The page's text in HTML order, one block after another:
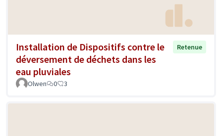
Installation de Dispositifs contre le
déversement de déchets dans les
eau pluviales
Retenue
Olwen 0 3